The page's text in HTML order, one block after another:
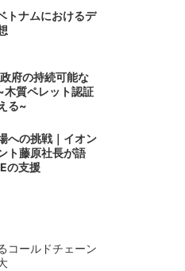
トナムにおけるデ
府の持続可能な
質ペレット認証
る~
への挑戦｜イオン
ト藤原社長が語
の支援
コールドチェーン